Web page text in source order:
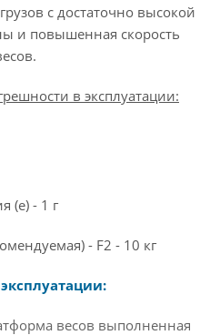
с достаточно высокой
и повышенная скорость
в эксплуатации:
(e) - 1 г
- F2 - 10 кг
весов выполненная